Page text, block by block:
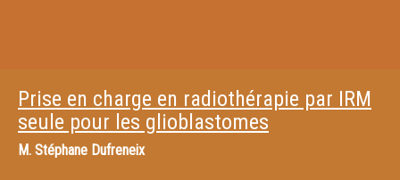
Prise en charge en radiothérapie par IRM
seule pour les glioblastomes
M. Stéphane Dufreneix